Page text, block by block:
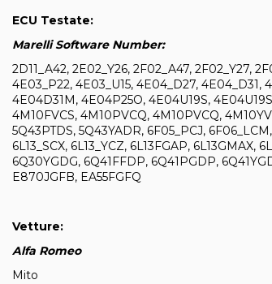
ECU Testate:
Marelli Software Number:
2D11_A42, 2E02_Y26, 2F02_A47, 2F02_Y27,
4E03_P22, 4E03_U15, 4E04_D27,
4E04D31M, 4E04P25O, 4E04U19S,
4M10FVCS, 4M10PVCQ, 4M10PVCQ,
5Q43PTDS, 5Q43YADR, 6F05_PCJ,
6L13_SCX, 6L13_YCZ, 6L13FGAP,
6Q30YGDG, 6Q41FFDP, 6Q41PGDP,
E870JGFB, EA55FGFQ
Vetture:
Alfa Romeo
Mito